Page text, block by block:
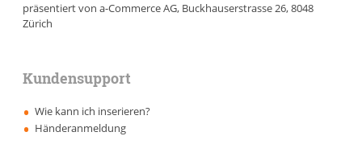
präsentiert von a-Commerce AG, Buckhauserstrasse 26, 8048
Zürich
Kundensupport
Wie kann ich inserieren?
Händeranmeldung